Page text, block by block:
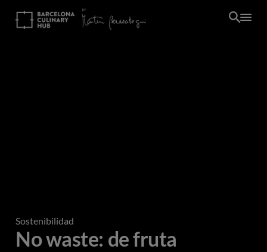
Sostenibilidad
No waste: de fruta